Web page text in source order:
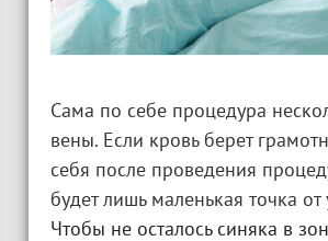
Сама по себе процедура
вены. Если кровь берет
себя после проведения
будет лишь маленькая точка от
Чтобы не осталось синяка в